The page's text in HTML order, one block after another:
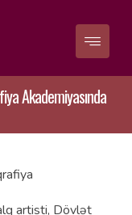
Akademiyasında
artisti, Dövlət